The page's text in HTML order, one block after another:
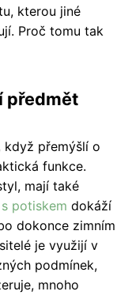
kterou jiné
Proč tomu tak
předmět
když přemýšlí o
funkce.
mají také
potiskem dokáží
dokonce zimním
je využijí v
podmínek,
mnoho